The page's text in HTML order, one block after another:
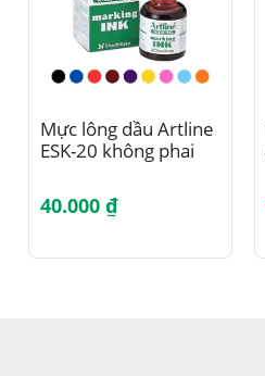
Mực lông dầu Artline
ESK-20 không phai
40.000 ₫